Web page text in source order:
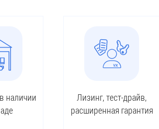
наличии
Лизинг, тест-драйв,
расширенная гарантия